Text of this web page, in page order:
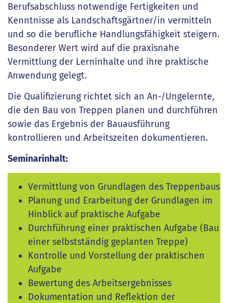
Berufsabschluss notwendige Fertigkeiten und
Kenntnisse als Landschaftsgärtner/in vermitteln
und so die berufliche Handlungsfähigkeit steigern.
Besonderer Wert wird auf die praxisnahe
Vermittlung der Lerninhalte und ihre praktische
Anwendung gelegt.
Die Qualifizierung richtet sich an An-/Ungelernte,
die den Bau von Treppen planen und durchführen
sowie das Ergebnis der Bauausführung
kontrollieren und Arbeitszeiten dokumentieren.
Seminarinhalt:
Vermittlung von Grundlagen des Treppenbaus
Planung und Erarbeitung der Grundlagen im
Hinblick auf praktische Aufgabe
Durchführung einer praktischen Aufgabe (Bau
einer selbstständig geplanten Treppe)
Kontrolle und Vorstellung der praktischen
Aufgabe
Bewertung des Arbeitsergebnisses
Dokumentation und Reflektion der